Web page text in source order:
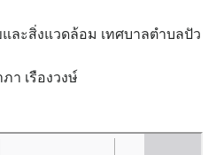
ละสิ่งแวดล้อม เทศบาลตำบลปัว
า เรืองวงษ์